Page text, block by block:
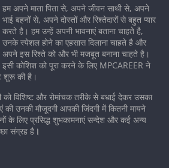
हम अपने माता पिता से, अपने जीवन साथी से, अपने
भाई बहनों से, अपने दोस्तों और रिश्तेदारों से बहुत प्यार
करते है। हम उन्हें अपनी भावनाएं बताना चाहते है,
उनके स्पेशल होने का एहसास दिलाना चाहते है और
अपने इस रिश्ते को और भी मजबूत बनाना चाहते है।
इसी कोशिश को पूरा करने के लिए MPCAREER ने
की है।
को विशिष्ट और रोमांचक तरीके से बधाई देकर उसका
की उनकी मौजूदगी आपकी जिंदगी में कितनी मायने
के लिए प्रसिद्ध शुभकामनाएं सन्देश और कई अन्य
संग्रह है ।